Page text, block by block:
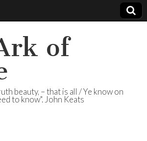
of
beauty, – that is all / Ye know on
to know". John Keats